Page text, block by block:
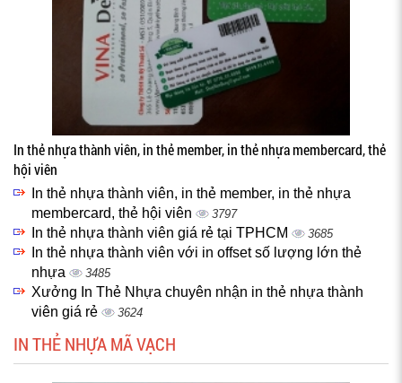
In thẻ nhựa thành viên, in thẻ member, in thẻ nhựa membercard, thẻ
hội viên
In thẻ nhựa thành viên, in thẻ member, in thẻ nhựa
membercard, thẻ hội viên
3797
In thẻ nhựa thành viên giá rẻ tại TPHCM 3685
In thẻ nhựa thành viên với in offset số lượng lớn thẻ
nhựa
3485
Xưởng In Thẻ Nhựa chuyên nhận in thẻ nhựa thành
viên giá rẻ
3624
IN THẺ NHỰA MÃ VẠCH